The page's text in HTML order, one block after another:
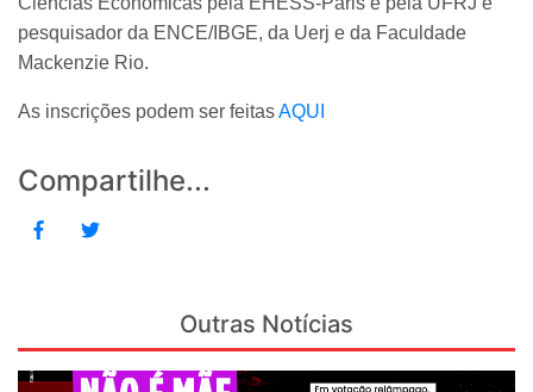
pesquisador da ENCE/IBGE, da Uerj e da Faculdade
Mackenzie Rio.
As inscrições podem ser feitasAQUI
Compartilhe...
Outras Notícias